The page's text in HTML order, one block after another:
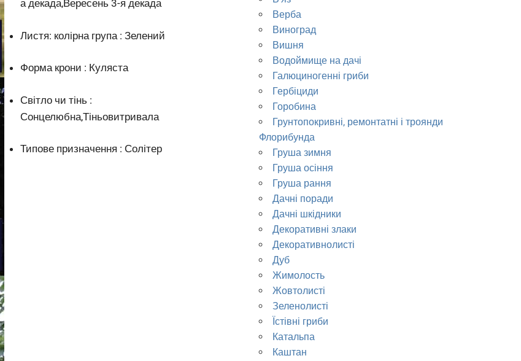
а декада,Вересень 3-я декада
Листя: колірна група : Зелений
Форма крони : Куляста
Світло чи тінь :
Сонцелюбна,Тіньовитривала
Типове призначення : Солітер
Верба
Виноград
Вишня
Водоймище на дачі
Галюциногенні гриби
Гербіциди
Горобина
Грунтопокривні, ремонтатні і троянди
Флорибунда
Груша зимня
Груша осіння
Груша рання
Дачні поради
Дачні шкідники
Декоративні злаки
Декоративнолисті
Дуб
Жимолость
Жовтолисті
Зеленолисті
Їстівні гриби
Катальпа
Каштан